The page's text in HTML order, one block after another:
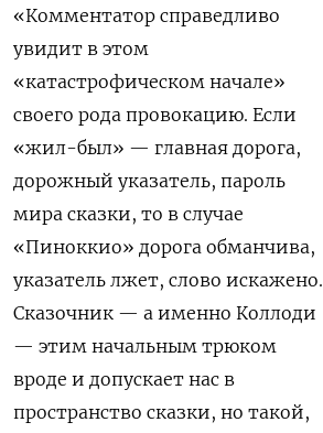
«Комментатор справедливо
увидит в этом
«катастрофическом начале»
своего рода провокацию. Если
«жил-был» — главная дорога,
дорожный указатель, пароль
мира сказки, то в случае
«Пиноккио» дорога обманчива,
указатель лжет, слово искажено.
Сказочник — а именно Коллоди
— этим начальным трюком
вроде и допускает нас в
пространство сказки, но такой,